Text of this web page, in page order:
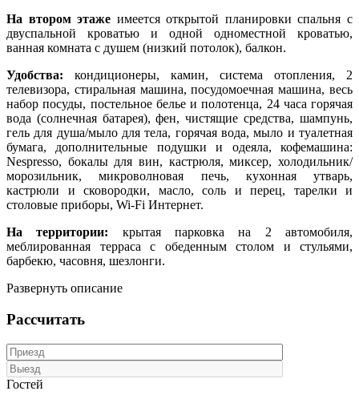
На втором этаже имеется открытой планировки спальня с
двуспальной кроватью и одной одноместной кроватью,
ванная комната с душем (низкий потолок), балкон.
Удобства: кондиционеры, камин, система отопления, 2
телевизора, стиральная машина, посудомоечная машина, весь
набор посуды, постельное белье и полотенца, 24 часа горячая
вода (солнечная батарея), фен, чистящие средства, шампунь,
гель для душа/мыло для тела, горячая вода, мыло и туалетная
бумага, дополнительные подушки и одеяла, кофемашина:
Nespresso, бокалы для вин, кастрюля, миксер, холодильник/
морозильник, микроволновая печь, кухонная утварь,
кастрюли и сковородки, масло, соль и перец, тарелки и
столовые приборы, Wi-Fi Интернет.
На территории: крытая парковка на 2 автомобиля,
меблированная терраса с обеденным столом и стульями,
барбекю, часовня, шезлонги.
Развернуть описание
Рассчитать
Гостей